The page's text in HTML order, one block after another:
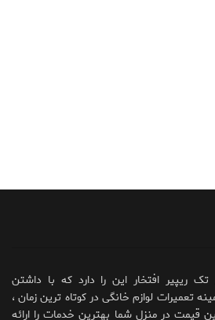
تک ریپیر افتخار این را دارد که با داشتن
تعمیرات لوازم خانگی در کوتاه ترین زمان ،
قیمت در منزل شما بهترین خدمات را ارائه